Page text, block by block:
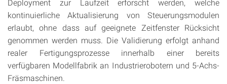
Deployment zur Laufzeit erforscht werden, welche
kontinuierliche Aktualisierung von Steuerungsmodulen
erlaubt, ohne dass auf geeignete Zeitfenster Rücksicht
genommen werden muss. Die Validierung erfolgt anhand
realer Fertigungsprozesse innerhalb einer bereits
verfügbaren Modellfabrik an Industrierobotern und 5-Achs-
Fräsmaschinen.